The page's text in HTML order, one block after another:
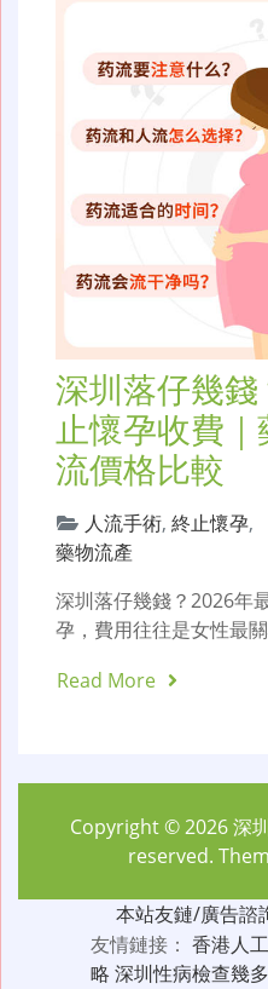
深圳落仔幾
止懷孕收費｜
流價格比較
人流手術, 終止懷孕,
藥物流產
深圳落仔幾錢？2026年
孕，費用往往是女性最
Read More
Copyright © 2026深
reserved.
本站友鏈/廣告諮
友情鏈接： 香港人
略 深圳性病檢查幾